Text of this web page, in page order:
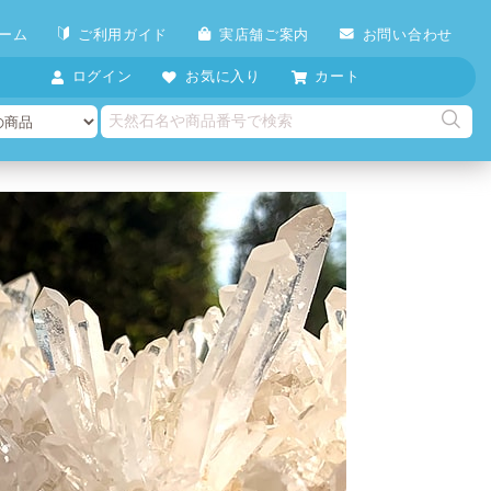
ム ご利用ガイド 実店舗ご案内 お問い合わせ
ログイン お気に入り カート